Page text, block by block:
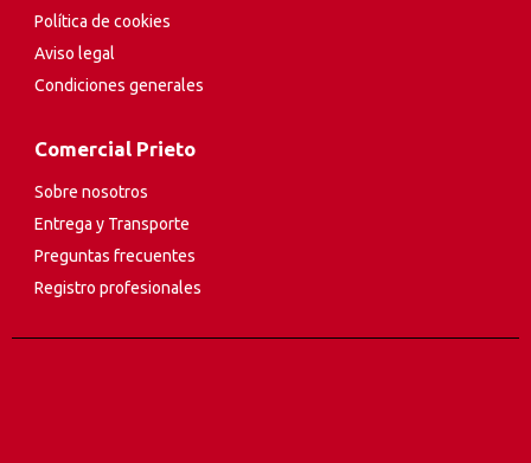
Política de cookies
Aviso legal
Condiciones generales
Comercial Prieto
Sobre nosotros
Entrega y Transporte
Preguntas frecuentes
Registro profesionales